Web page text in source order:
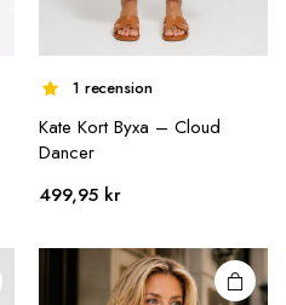
1 recension
Kate Kort Byxa – Cloud
Dancer
499,95 kr
varianter.
De olika